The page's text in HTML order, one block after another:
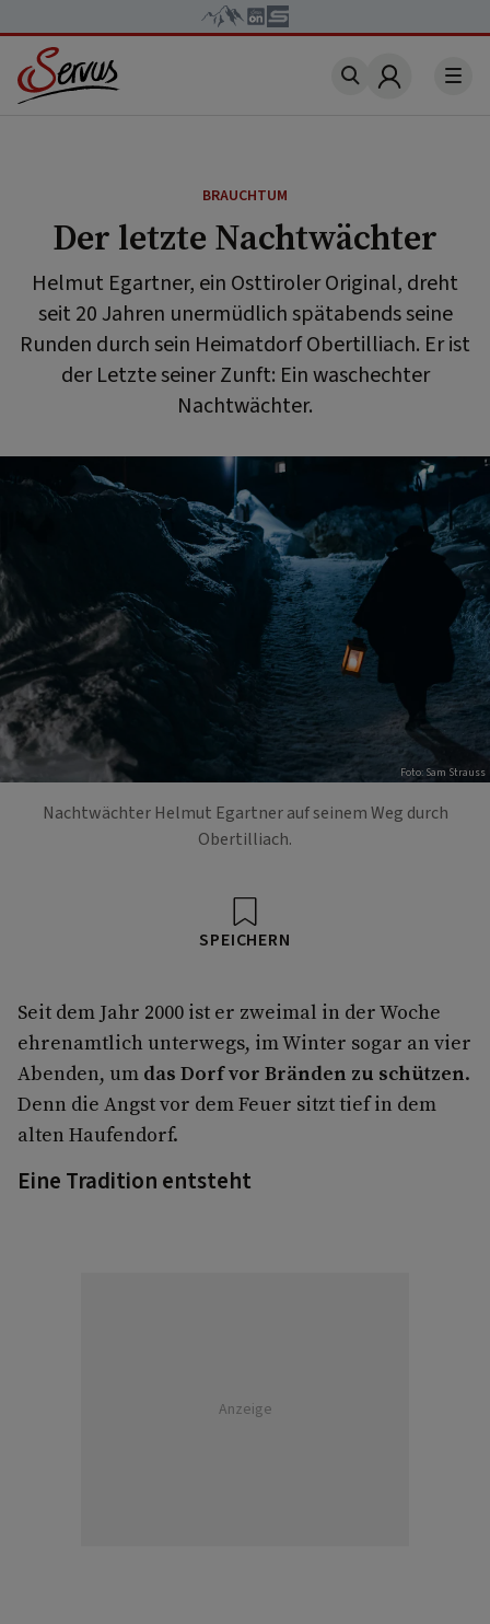
Account
BRAUCHTUM
Der letzte Nachtwächter
Helmut Egartner, ein Osttiroler Original, dreht
seit 20 Jahren unermüdlich spätabends seine
Runden durch sein Heimatdorf Obertilliach. Er ist
der Letzte seiner Zunft: Ein waschechter
Nachtwächter.
Foto: Sam Strauss
Nachtwächter Helmut Egartner auf seinem Weg durch
Obertilliach.
SPEICHERN
Seit dem Jahr 2000 ist er zweimal in der Woche
ehrenamtlich unterwegs, im Winter sogar an vier
Abenden, um das Dorf vor Bränden zu schützen.
Denn die Angst vor dem Feuer sitzt tief in dem
alten Haufendorf.
Eine Tradition entsteht
Anzeige